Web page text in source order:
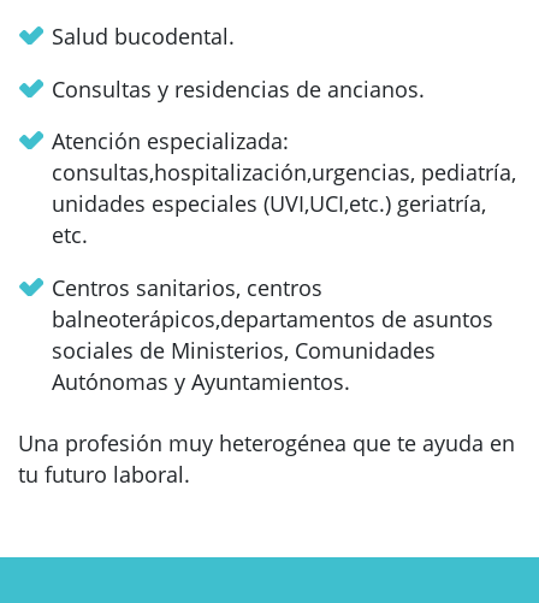
Salud bucodental.
Consultas y residencias de ancianos.
Atención especializada:
consultas,hospitalización,urgencias, pediatría,
unidades especiales (UVI,UCI,etc.) geriatría,
etc.
Centros sanitarios, centros
balneoterápicos,departamentos de asuntos
sociales de Ministerios, Comunidades
Autónomas y Ayuntamientos.
Una profesión muy heterogénea que te ayuda en
tu futuro laboral.